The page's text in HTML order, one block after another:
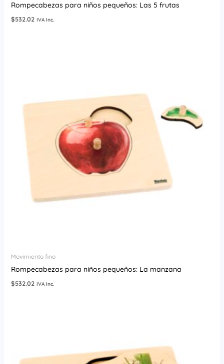
Rompecabezas para niños pequeños: Las 5 frutas
$532.02 IVA Inc.
Movimiento fino
Rompecabezas para niños pequeños: La manzana
$532.02 IVA Inc.